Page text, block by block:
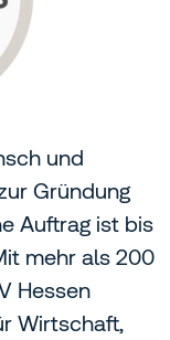
und
Gründung
Auftrag ist bis
mehr als 200
Hessen
Wirtschaft,